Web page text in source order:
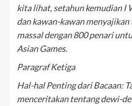
kita lihat, setahun kemudian I
dan kawan-kawan
massal dengan 800 penari
Asian Games.
Paragraf Ketiga
Hal-hal Penting dari Bacaan:
menceritakan tentang dewi-